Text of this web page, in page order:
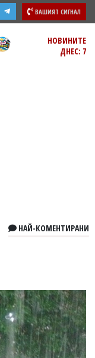
ВАШИЯТ СИГНАЛ
НОВИНИТЕ
ДНЕС: 7
НАЙ-КОМЕНТИРАНИ